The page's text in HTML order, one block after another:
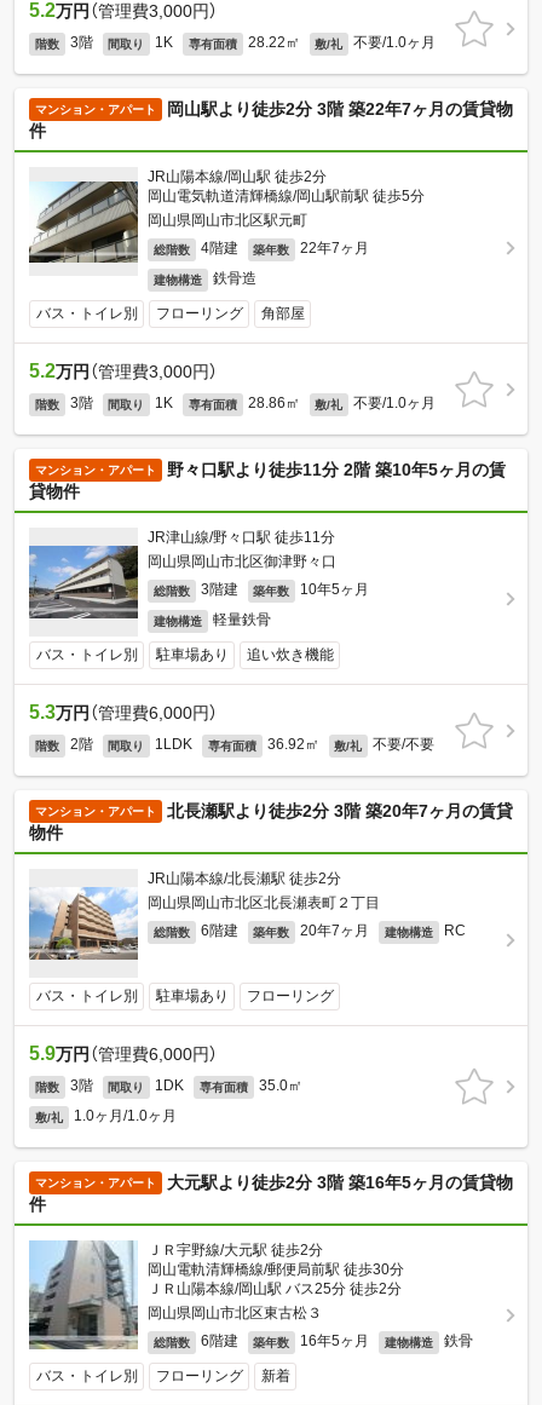
5.2万円 （管理費3,000円）
階数 3階 間取り 1K 専有面積 28.22㎡ 敷/礼 不要/1.0ヶ月
マンション・アパート
岡山駅より徒歩2分 3階 築22年7ヶ月の賃貸物
件
JR山陽本線/岡山駅 徒歩2分
岡山電気軌道清輝橋線/岡山駅前駅 徒歩5分
岡山県岡山市北区駅元町
総階数 4階建 築年数 22年7ヶ月
建物構造 鉄骨造
バス・トイレ別 フローリング 角部屋
5.2万円 （管理費3,000円）
階数 3階 間取り 1K 専有面積 28.86㎡ 敷/礼 不要/1.0ヶ月
マンション・アパート
野々口駅より徒歩11分 2階 築10年5ヶ月の賃
貸物件
JR津山線/野々口駅 徒歩11分
岡山県岡山市北区御津野々口
総階数 3階建 築年数 10年5ヶ月
建物構造 軽量鉄骨
バス・トイレ別 駐車場あり 追い炊き機能
5.3万円 （管理費6,000円）
階数 2階 間取り 1LDK 専有面積 36.92㎡ 敷/礼 不要/不要
マンション・アパート
北長瀬駅より徒歩2分 3階 築20年7ヶ月の賃貸
物件
JR山陽本線/北長瀬駅 徒歩2分
岡山県岡山市北区北長瀬表町２丁目
総階数 6階建 築年数 20年7ヶ月 建物構造 RC
バス・トイレ別 駐車場あり フローリング
5.9万円 （管理費6,000円）
階数 3階 間取り 1DK 専有面積 35.0㎡
敷/礼 1.0ヶ月/1.0ヶ月
マンション・アパート
大元駅より徒歩2分 3階 築16年5ヶ月の賃貸物
件
ＪＲ宇野線/大元駅 徒歩2分
岡山電軌清輝橋線/郵便局前駅 徒歩30分
ＪＲ山陽本線/岡山駅 バス25分 徒歩2分
岡山県岡山市北区東古松３
総階数 6階建 築年数 16年5ヶ月 建物構造 鉄骨
バス・トイレ別 フローリング 新着